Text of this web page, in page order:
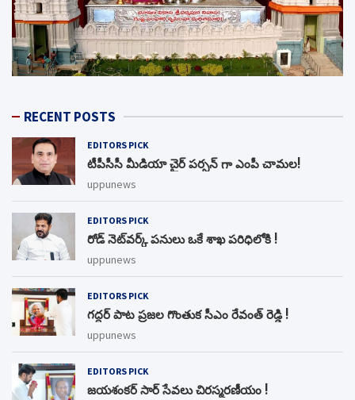
RECENT POSTS
EDITORS PICK
టీపీసీసీ మీడియా చైర్ పర్సన్ గా ఎంపీ చామల!
uppunews
EDITORS PICK
రోడ్ నెట్‌వర్క్‌ పనులు ఒకే శాఖ పరిధిలోకి !
uppunews
EDITORS PICK
గద్దర్ పాట ప్రజల గొంతుక సీఎం రేవంత్ రెడ్డి !
uppunews
EDITORS PICK
జయశంకర్ సార్ సేవలు చిరస్మరణీయం !